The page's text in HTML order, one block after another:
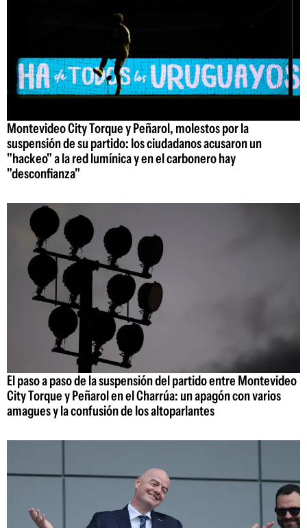
Montevideo City Torque y Peñarol, molestos por la
suspensión de su partido: los ciudadanos acusaron un
"hackeo" a la red lumínica y en el carbonero hay
"desconfianza"
El paso a paso de la suspensión del partido entre Montevideo
City Torque y Peñarol en el Charrúa: un apagón con varios
amagues y la confusión de los altoparlantes